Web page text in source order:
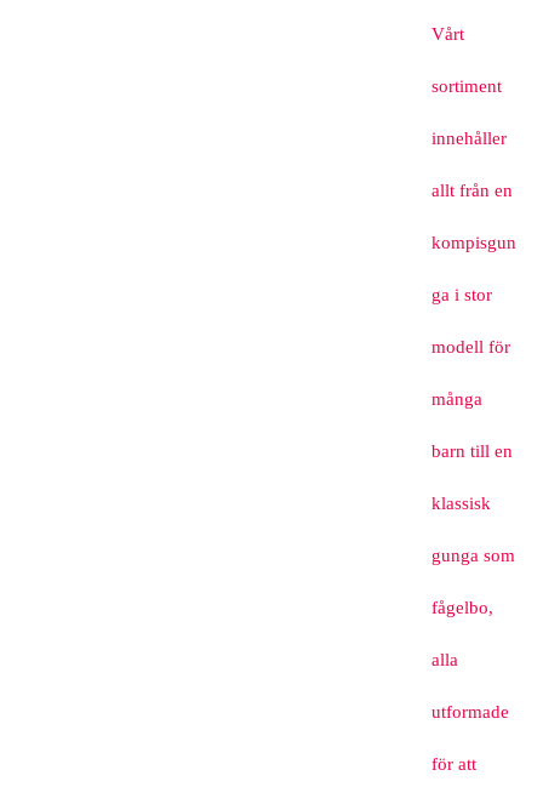
Vårt
sortiment
innehåller
allt från en
kompisgun
ga i stor
modell för
många
barn till en
klassisk
gunga som
fågelbo,
alla
utformade
för att